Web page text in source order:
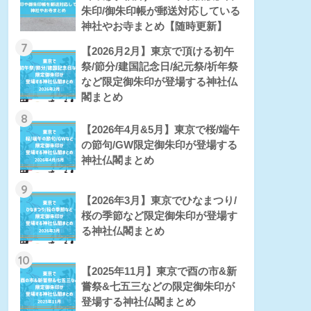
朱印/御朱印帳が郵送対応している
神社やお寺まとめ【随時更新】
7
【2026月2月】東京で頂ける初午
祭/節分/建国記念日/紀元祭/祈年祭
など限定御朱印が登場する神社仏
閣まとめ
8
【2026年4月&5月】東京で桜/端午
の節句/GW限定御朱印が登場する
神社仏閣まとめ
9
【2026年3月】東京でひなまつり/
桜の季節など限定御朱印が登場す
る神社仏閣まとめ
10
【2025年11月】東京で酉の市&新
嘗祭&七五三などの限定御朱印が
登場する神社仏閣まとめ